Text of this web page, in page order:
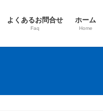
よくあるお問合せ
Faq
ホーム
Home